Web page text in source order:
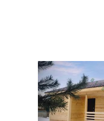
Крыша из профнастила